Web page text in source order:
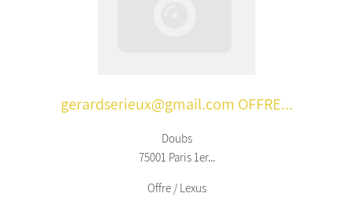
gerardserieux@gmail.com OFFRE...
Doubs
75001 Paris 1er...
Offre / Lexus